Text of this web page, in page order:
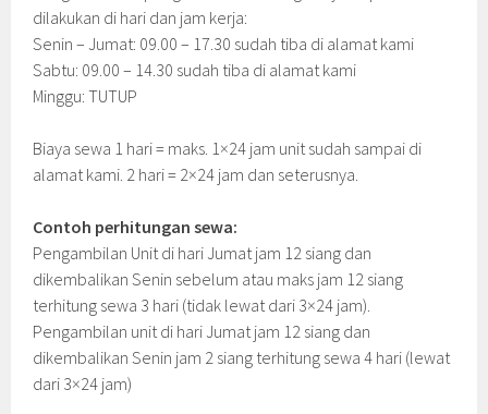
dilakukan di hari dan jam kerja:
Senin – Jumat: 09.00 – 17.30 sudah tiba di alamat kami
Sabtu: 09.00 – 14.30 sudah tiba di alamat kami
Minggu: TUTUP
Biaya sewa 1 hari = maks. 1×24 jam unit sudah sampai di
alamat kami. 2 hari = 2×24 jam dan seterusnya.
Contoh perhitungan sewa:
Pengambilan Unit di hari Jumat jam 12 siang dan
dikembalikan Senin sebelum atau maks jam 12 siang
terhitung sewa 3 hari (tidak lewat dari 3×24 jam).
Pengambilan unit di hari Jumat jam 12 siang dan
dikembalikan Senin jam 2 siang terhitung sewa 4 hari (lewat
dari 3×24 jam)